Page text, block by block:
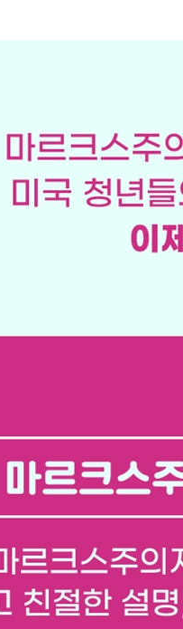
생태 위기
상상해 보라